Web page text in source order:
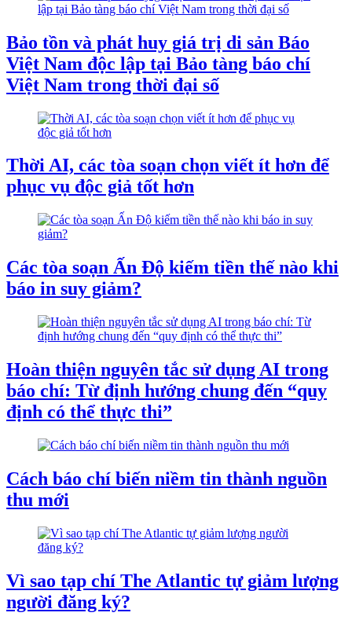
Bảo tồn và phát huy giá trị di sản Báo
Việt Nam độc lập tại Bảo tàng báo chí
Việt Nam trong thời đại số
Thời AI, các tòa soạn chọn viết ít hơn để
phục vụ độc giả tốt hơn
Các tòa soạn Ấn Độ kiếm tiền thế nào khi
báo in suy giảm?
Hoàn thiện nguyên tắc sử dụng AI trong
báo chí: Từ định hướng chung đến “quy
định có thể thực thi”
Cách báo chí biến niềm tin thành nguồn
thu mới
Vì sao tạp chí The Atlantic tự giảm lượng
người đăng ký?